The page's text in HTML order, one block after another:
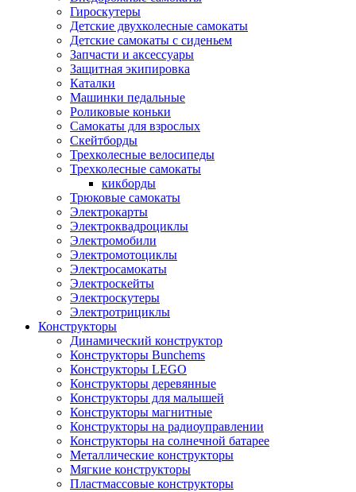
Гироскутеры
Детские двухколесные самокаты
Детские самокаты с сиденьем
Запчасти и аксессуары
Защитная экипировка
Каталки
Машинки педальные
Роликовые коньки
Самокаты для взрослых
Скейтборды
Трехколесные велосипеды
Трехколесные самокаты
кикборды
Трюковые самокаты
Электрокарты
Электроквадроциклы
Электромобили
Электромотоциклы
Электросамокаты
Электроскейты
Электроскутеры
Электротрициклы
Конструкторы
Динамический конструктор
Конструкторы Bunchems
Конструкторы LEGO
Конструкторы деревянные
Конструкторы для малышей
Конструкторы магнитные
Конструкторы на радиоуправлении
Конструкторы на солнечной батарее
Металлические конструкторы
Мягкие конструкторы
Пластмассовые конструкторы